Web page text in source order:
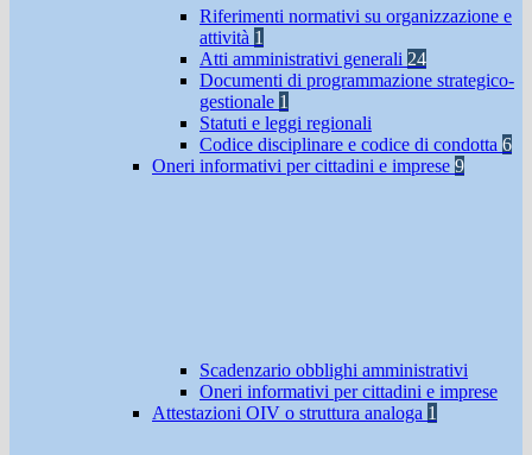
Riferimenti normativi su organizzazione e
attività 1
Atti amministrativi generali 24
Documenti di programmazione strategico-
gestionale 1
Statuti e leggi regionali
Codice disciplinare e codice di condotta 6
Oneri informativi per cittadini e imprese 9
Scadenzario obblighi amministrativi
Oneri informativi per cittadini e imprese
Attestazioni OIV o struttura analoga 1